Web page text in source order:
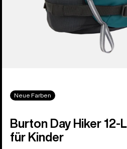
Neue Farben
Burton Day Hiker
für Kinder